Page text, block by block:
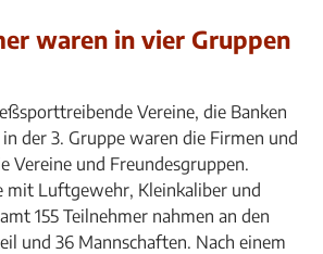
waren in vier Gruppen
Vereine, die Banken
der 3. Gruppe waren die Firmen und
Vereine und Freundesgruppen.
mit Luftgewehr, Kleinkaliber und
155 Teilnehmer nahmen an den
und 36 Mannschaften. Nach einem